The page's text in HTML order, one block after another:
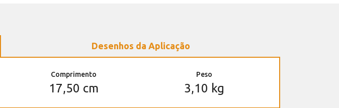
Desenhos da Aplicação
Comprimento
17,50 cm
Peso
3,10 kg